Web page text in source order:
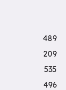
489
209
535
496